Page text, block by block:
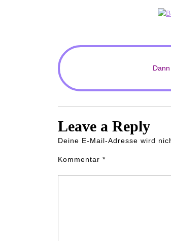
Leave a Reply
Deine E-Mail-Adresse wird
Kommentar *